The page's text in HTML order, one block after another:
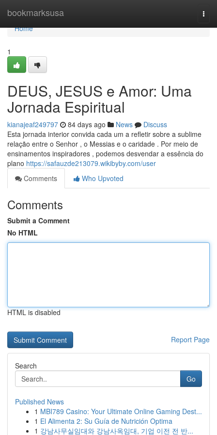
bookmarksusa
Home
Home
1
DEUS, JESUS e Amor: Uma
Jornada Espiritual
kianajeaf249797 84 days ago News
Discuss
Esta jornada interior convida cada um a refletir sobre a sublime
relação entre o Senhor , o Messias e o caridade . Por meio de
ensinamentos inspiradores , podemos desvendar a essência do
plano https://safauzde213079.wikibyby.com/user
Comments
Who Upvoted
Comments
Submit a Comment
No HTML
HTML is disabled
Report Page
Search
Go
Published News
1 MBI789 Casino: Your Ultimate Online Gaming Dest...
1 El Alimenta 2: Su Guía de Nutrición Optima
1 강남사무실임대와 강남사옥임대, 기업 이전 전 반...